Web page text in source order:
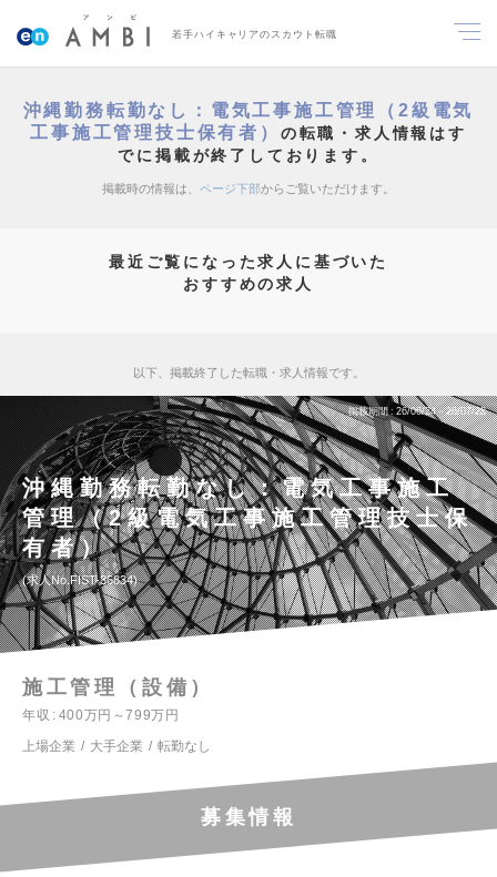
若手ハイキャリアのスカウト転職
沖縄勤務転勤なし：電気工事施工管理（2級電気
工事施工管理技士保有者） の転職・求人情報はす
でに掲載が終了しております。
掲載時の情報は、 ページ下部からご覧いただけます。
最近ご覧になった求人に基づいた
おすすめの求人
以下、掲載終了した転職・求人情報です。
掲載期間 26/06/24～26/07/28
沖縄勤務転勤なし：電気工事施工
管理（2級電気工事施工管理技士保
有者）
求人No.FIST-36834
施工管理（設備）
年収
400万円～799万円
上場企業
大手企業 転勤なし
募集情報